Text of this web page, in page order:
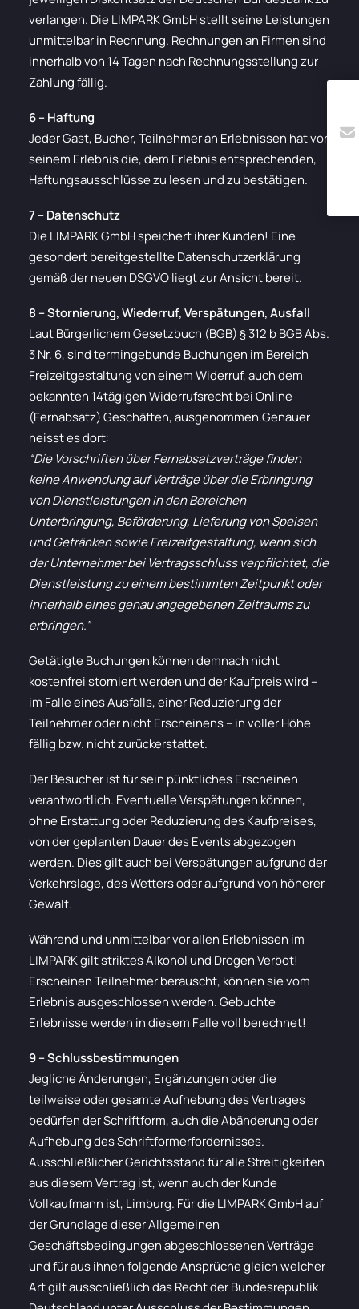
verlangen. Die LIMPARK GmbH stellt seine Leistungen
unmittelbar in Rechnung. Rechnungen an Firmen sind
innerhalb von 14 Tagen nach Rechnungsstellung zur
Zahlung fällig.
6 – Haftung
Jeder Gast, Bucher, Teilnehmer an Erlebnissen hat vor
seinem Erlebnis die, dem Erlebnis entsprechenden,
Haftungsausschlüsse zu lesen und zu bestätigen.
7 – Datenschutz
Die LIMPARK GmbH speichert ihrer Kunden! Eine
gesondert bereitgestellte Datenschutzerklärung
gemäß der neuen DSGVO liegt zur Ansicht bereit.
8 – Stornierung, Wiederruf, Verspätungen, Ausfall
Laut Bürgerlichem Gesetzbuch (BGB) § 312 b BGB Abs.
3 Nr. 6, sind termingebunde Buchungen im Bereich
Freizeitgestaltung von einem Widerruf, auch dem
bekannten 14tägigen Widerrufsrecht bei Online
(Fernabsatz) Geschäften, ausgenommen.Genauer
heisst es dort:
“Die Vorschriften über Fernabsatzverträge finden
keine Anwendung auf Verträge über die Erbringung
von Dienstleistungen in den Bereichen
Unterbringung, Beförderung, Lieferung von Speisen
und Getränken sowie Freizeitgestaltung, wenn sich
der Unternehmer bei Vertragsschluss verpflichtet, die
Dienstleistung zu einem bestimmten Zeitpunkt oder
innerhalb eines genau angegebenen Zeitraums zu
erbringen.”
Getätigte Buchungen können demnach nicht
kostenfrei storniert werden und der Kaufpreis wird –
im Falle eines Ausfalls, einer Reduzierung der
Teilnehmer oder nicht Erscheinens – in voller Höhe
fällig bzw. nicht zurückerstattet.
Der Besucher ist für sein pünktliches Erscheinen
verantwortlich. Eventuelle Verspätungen können,
ohne Erstattung oder Reduzierung des Kaufpreises,
von der geplanten Dauer des Events abgezogen
werden. Dies gilt auch bei Verspätungen aufgrund der
Verkehrslage, des Wetters oder aufgrund von höherer
Gewalt.
Während und unmittelbar vor allen Erlebnissen im
LIMPARK gilt striktes Alkohol und Drogen Verbot!
Erscheinen Teilnehmer berauscht, können sie vom
Erlebnis ausgeschlossen werden. Gebuchte
Erlebnisse werden in diesem Falle voll berechnet!
9 – Schlussbestimmungen
Jegliche Änderungen, Ergänzungen oder die
teilweise oder gesamte Aufhebung des Vertrages
bedürfen der Schriftform, auch die Abänderung oder
Aufhebung des Schriftformerfordernisses.
Ausschließlicher Gerichtsstand für alle Streitigkeiten
aus diesem Vertrag ist, wenn auch der Kunde
Vollkaufmann ist, Limburg. Für die LIMPARK GmbH auf
der Grundlage dieser Allgemeinen
Geschäftsbedingungen abgeschlossenen Verträge
und für aus ihnen folgende Ansprüche gleich welcher
Art gilt ausschließlich das Recht der Bundesrepublik